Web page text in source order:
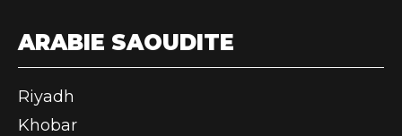
ARABIE SAOUDITE
Riyadh
Khobar